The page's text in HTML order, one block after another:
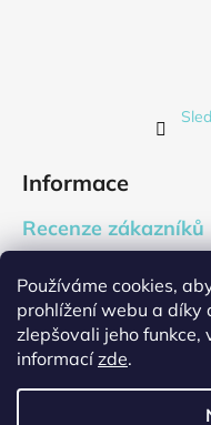
Používáme cookies,
prohlížení webu a díky
zlepšovali jeho funkce,
informacízde.
Informace
Recenze zákazníků
Blog
Firemní dárky
Cookies
Jak nakupovat
Velkoobchod